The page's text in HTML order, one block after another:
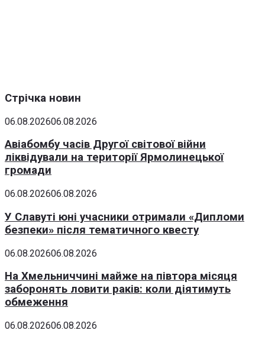
Стрічка новин
06.08.202606.08.2026
Авіабомбу часів Другої світової війни
ліквідували на території Ярмолинецької
громади
06.08.202606.08.2026
У Славуті юні учасники отримали «Дипломи
безпеки» після тематичного квесту
06.08.202606.08.2026
На Хмельниччині майже на півтора місяця
заборонять ловити раків: коли діятимуть
обмеження
06.08.202606.08.2026